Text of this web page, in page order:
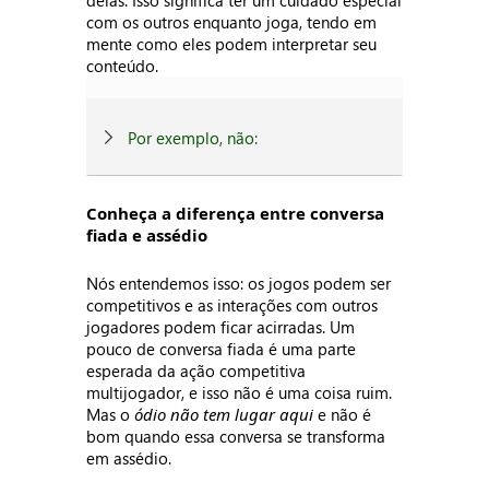
com os outros enquanto joga, tendo em
mente como eles podem interpretar seu
conteúdo.
Por exemplo, não:
Conheça a diferença entre conversa
fiada e assédio
Nós entendemos isso: os jogos podem ser
competitivos e as interações com outros
jogadores podem ficar acirradas. Um
pouco de conversa fiada é uma parte
esperada da ação competitiva
multijogador, e isso não é uma coisa ruim.
Mas oódio não tem lugar aqui e não é
bom quando essa conversa se transforma
em assédio.